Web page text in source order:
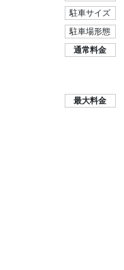
駐車サイズ
駐車場形態
通常料金
最大料金